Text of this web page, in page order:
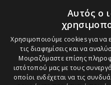
Αυτός ο
Χρησιμοποιούμε cookies για να
τις διαφημίσεις και να
Μοιραζόμαστε επίσης
ιστότοπού μας με τους
οποίοι ενδέχεται να τις